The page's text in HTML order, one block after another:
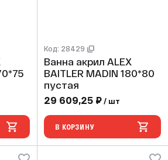
Код: 28429
Ванна акрил ALEX
BAITLER MADIN 180*80
пустая
29 609,25 ₽ / шт
В КОРЗИНУ